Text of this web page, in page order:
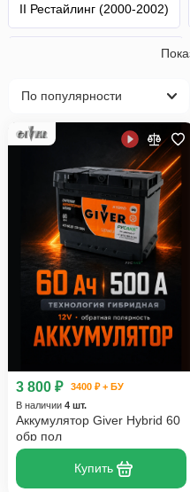
II Рестайлинг (2000-2002)
III Рестайлинг (2005-2007)
3 800 ₽
3400 ₽ + БУ
В наличии 4 шт.
Аккумулятор Giver Hybrid 60
обр пол
Купить